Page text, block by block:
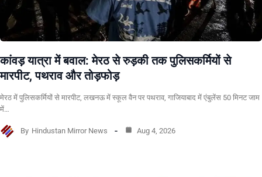
कांवड़ यात्रा में बवाल: मेरठ से रुड़की तक पुलिसकर्मियों से
मारपीट, पथराव और तोड़फोड़
मेरठ में पुलिसकर्मियों से मारपीट, लखनऊ में स्कूल वैन पर पथराव, गाजियाबाद में एंबुलेंस 50 मिनट जाम
में…
By Hindustan Mirror News Aug 4, 2026